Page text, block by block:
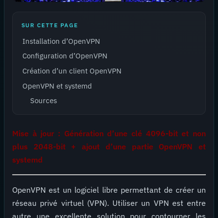
SUR CETTE PAGE
Installation d’OpenVPN
Configuration d’OpenVPN
Création d’un client OpenVPN
OpenVPN et systemd
Sources
Mise à jour : Génération d’une clé 4096-bit et non
plus 2048-bit + ajout d’une partie OpenVPN et
systemd
OpenVPN est un logiciel libre permettant de créer un
réseau privé virtuel (VPN). Utiliser un VPN est entre
autre une excellente solution pour contourner les